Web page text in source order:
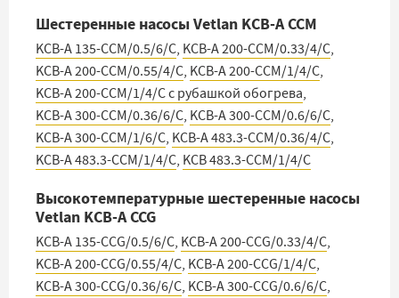
Шестеренные насосы Vetlan KCB-A CCM
KCB-A 135-CCM/0.5/6/C, KCB-A 200-CCM/0.33/4/C,
KCB-A 200-CCM/0.55/4/C, KCB-A 200-CCM/1/4/C,
KCB-A 200-CCM/1/4/C с рубашкой обогрева,
KCB-A 300-CCM/0.36/6/C, KCB-A 300-CCM/0.6/6/С,
KCB-A 300-CCM/1/6/С, KCB-A 483.3-CCM/0.36/4/C,
KCB-A 483.3-CCM/1/4/C, KCB 483.3-CCM/1/4/C
Высокотемпературные шестеренные насосы
Vetlan KCB-A CCG
KCB-A 135-CCG/0.5/6/C, KCB-A 200-CCG/0.33/4/C,
KCB-A 200-CCG/0.55/4/C, KCB-A 200-CCG/1/4/C,
KCB-A 300-CCG/0.36/6/C, KCB-A 300-CCG/0.6/6/C,